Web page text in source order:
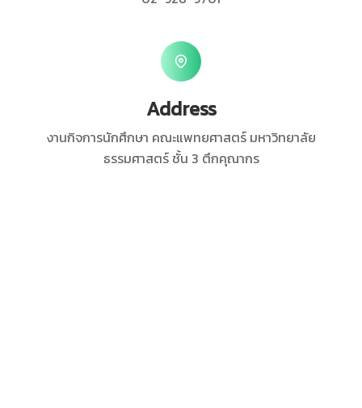
Address
งานกิจการนักศึกษา คณะแพทยศาสตร์ มหาวิทยาลัย
ธรรมศาสตร์ ชั้น 3 ตึกคุณากร